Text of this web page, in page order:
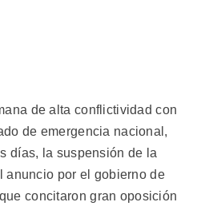
de alta conflictividad con
de emergencia nacional,
días, la suspensión de la
anuncio por el gobierno de
concitaron gran oposición